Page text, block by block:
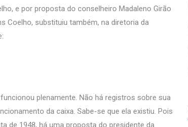
e por proposta do conselheiro Madaleno Girão
Coelho, substituiu também, na diretoria da
plenamente. Não há registros sobre sua
da caixa. Sabe-se que ela existiu. Pois
de 1948, há uma proposta do presidente da